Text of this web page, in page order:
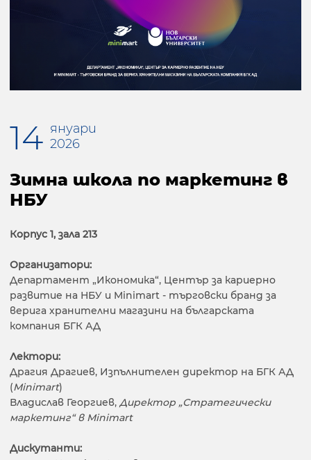
14 януари
2026
Зимна школа по маркетинг в
НБУ
Корпус 1, зала 213
Организатори:
Департамент „Икономика“, Център за кариерно
развитие на НБУ и Minimart - търговски бранд за
верига хранителни магазини на българската
компания БГК АД
Лектори:
Драгия Драгиев, Изпълнителен директор на БГК АД
(Minimart)
Владислав Георгиев, Директор „Стратегически
маркетинг“ в Minimart
Дискутанти: